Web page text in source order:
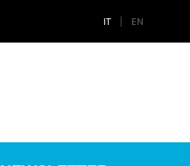
IT EN